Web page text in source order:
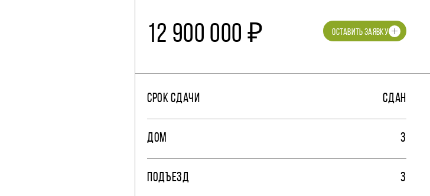
12 900 000 ₽ ОСТАВИТЬ ЗАЯВКУ
СРОК СДАЧИ СДАН
ДОМ 3
ПОДЪЕЗД 3